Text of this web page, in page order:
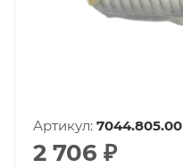
Артикул: 7044.805.00
2 706 ₽